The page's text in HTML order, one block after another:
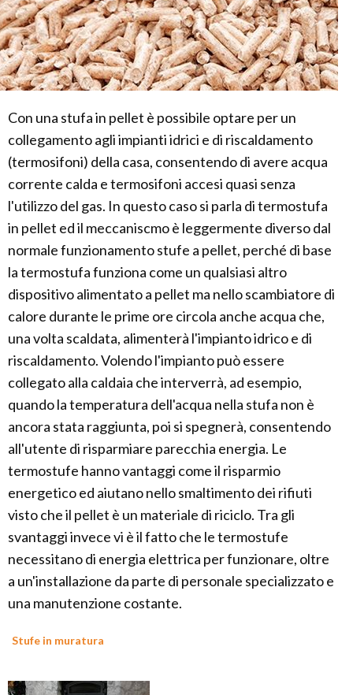
Con una stufa in pellet è possibile optare per un
collegamento agli impianti idrici e di riscaldamento
(termosifoni) della casa, consentendo di avere acqua
corrente calda e termosifoni accesi quasi senza
l'utilizzo del gas. In questo caso si parla di termostufa
in pellet ed il meccaniscmo è leggermente diverso dal
normale funzionamento stufe a pellet, perché di base
la termostufa funziona come un qualsiasi altro
dispositivo alimentato a pellet ma nello scambiatore di
calore durante le prime ore circola anche acqua che,
una volta scaldata, alimenterà l'impianto idrico e di
riscaldamento. Volendo l'impianto può essere
collegato alla caldaia che interverrà, ad esempio,
quando la temperatura dell'acqua nella stufa non è
ancora stata raggiunta, poi si spegnerà, consentendo
all'utente di risparmiare parecchia energia. Le
termostufe hanno vantaggi come il risparmio
energetico ed aiutano nello smaltimento dei rifiuti
visto che il pellet è un materiale di riciclo. Tra gli
svantaggi invece vi è il fatto che le termostufe
necessitano di energia elettrica per funzionare, oltre
a un'installazione da parte di personale specializzato e
una manutenzione costante.
Stufe in muratura